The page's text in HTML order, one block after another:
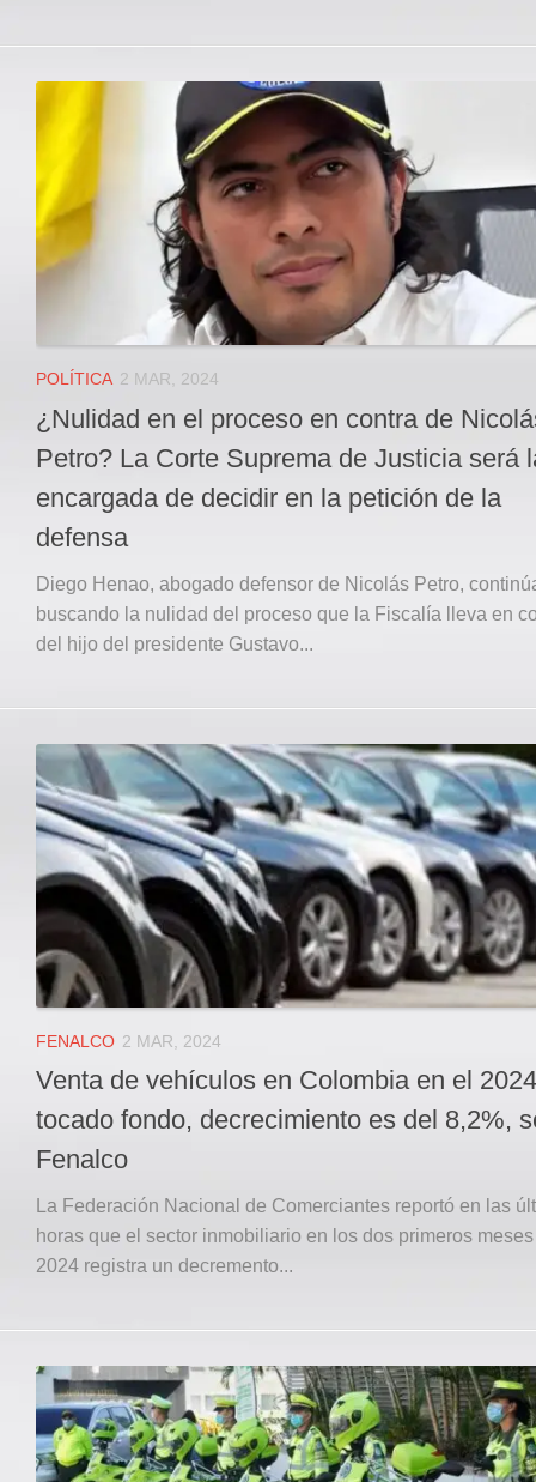
POLÍTICA 2 MAR, 2024
¿Nulidad en el proceso en contra de
Petro? La Corte Suprema de Justicia será
encargada de decidir en la petición de la
defensa
Diego Henao, abogado defensor de Nicolás Petro,
buscando la nulidad del proceso que la Fiscalía lleva en
del hijo del presidente Gustavo...
FENALCO 2 MAR, 2024
Venta de vehículos en Colombia en el
tocado fondo, decrecimiento es del 8,2%,
Fenalco
La Federación Nacional de Comerciantes reportó en las
horas que el sector inmobiliario en los dos primeros
2024 registra un decremento...